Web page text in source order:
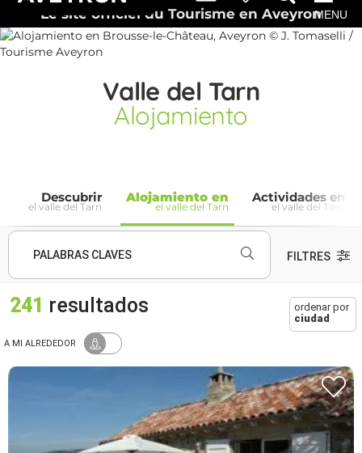
Le site officiel du Tourisme en AveyronMENU
Valle del Tarn
Alojamiento
Descubrir
el valle del Tarn
Alojamiento en
el valle del Tarn
Actividades en
el valle del Tarn
PALABRAS CLAVES FILTRES
241 resultados
ordenar por
ciudad
A MI ALREDEDOR